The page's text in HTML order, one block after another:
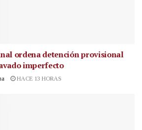
ordena detención provisional
imperfecto
HACE 13 HORAS